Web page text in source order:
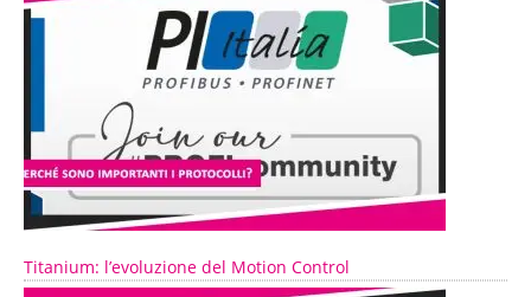
Titanium: l’evoluzione del Motion Control